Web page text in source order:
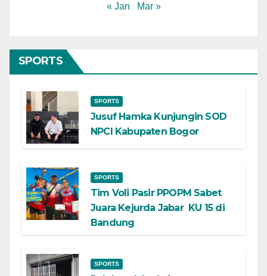
« Jan Mar »
SPORTS
SPORTS
Jusuf Hamka Kunjungin SOD
NPCI Kabupaten Bogor
SPORTS
Tim Voli Pasir PPOPM Sabet
Juara Kejurda Jabar KU 15 di
Bandung
SPORTS